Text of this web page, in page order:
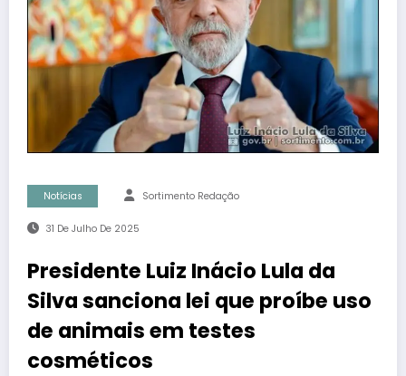
Notícias Sortimento Redação
31 De Julho De 2025
Presidente Luiz Inácio Lula da
Silva sanciona lei que proíbe uso
de animais em testes
cosméticos